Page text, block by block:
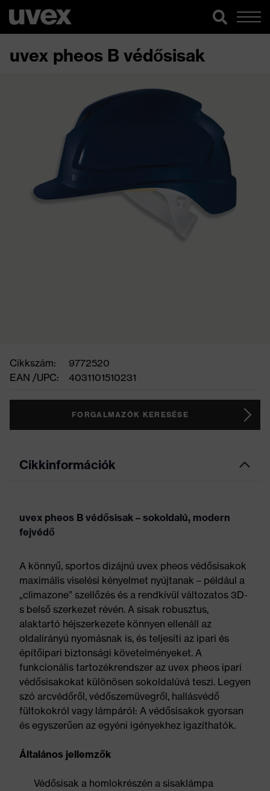
uvex pheos B védősisak
Cikkszám:
9772520
EAN /UPC:
4031101510231
FORGALMAZÓK KERESÉSE
Cikkinformációk
uvex pheos B védősisak – sokoldalú, modern
fejvédő
A könnyű, sportos dizájnú uvex pheos védősisakok
maximális viselési kényelmet nyújtanak – például a
„climazone” szellőzés és a rendkívül változatos 3D-
s belső szerkezet révén. A sisak robusztus,
alaktartó héjszerkezete könnyen ellenáll az
oldalirányú nyomásnak is, és teljesíti az ipari és
építőipari biztonsági követelményeket. A
funkcionális tartozékrendszer az uvex pheos ipari
védősisakokat különösen sokoldalúvá teszi. Legyen
szó arcvédőről, védőszemüvegről, hallásvédő
fültokokról vagy lámpáról: A védősisakok gyorsan
és egyszerűen az egyéni igényekhez igazíthatók.
Általános jellemzők
Védősisak a homlokrészén a sisaklámpa